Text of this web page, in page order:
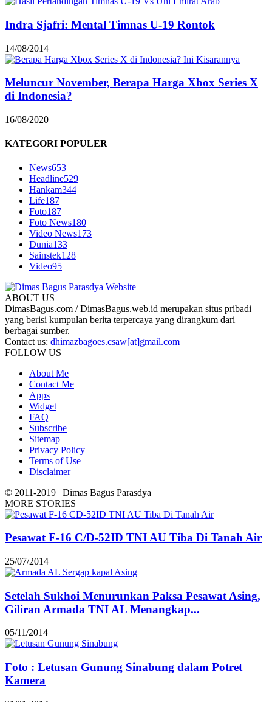
Indra Sjafri: Mental Timnas U-19 Rontok
14/08/2014
Meluncur November, Berapa Harga Xbox Series X
di Indonesia?
16/08/2020
KATEGORI POPULER
News653
Headline529
Hankam344
Life187
Foto187
Foto News180
Video News173
Dunia133
Sainstek128
Video95
ABOUT US
DimasBagus.com / DimasBagus.web.id merupakan situs pribadi
yang berisi kumpulan berita terpercaya yang dirangkum dari
berbagai sumber.
Contact us: dhimazbagoes.csaw[at]gmail.com
FOLLOW US
About Me
Contact Me
Apps
Widget
FAQ
Subscribe
Sitemap
Privacy Policy
Terms of Use
Disclaimer
© 2011-2019 | Dimas Bagus Parasdya
MORE STORIES
Pesawat F-16 C/D-52ID TNI AU Tiba Di Tanah Air
25/07/2014
Setelah Sukhoi Menurunkan Paksa Pesawat Asing,
Giliran Armada TNI AL Menangkap...
05/11/2014
Foto : Letusan Gunung Sinabung dalam Potret
Kamera